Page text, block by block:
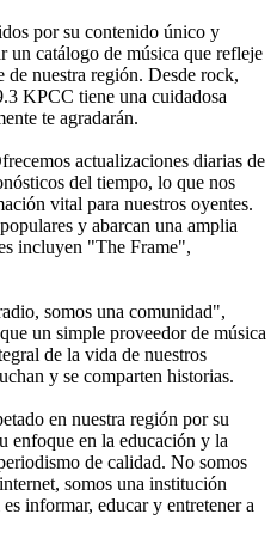
por su contenido único y
un catálogo de música que refleje
nuestra región. Desde rock,
KPCC tiene una cuidadosa
te agradarán.
actualizaciones diarias de
del tiempo, lo que nos
vital para nuestros oyentes.
y abarcan una amplia
incluyen "The Frame",
somos una comunidad",
un simple proveedor de música
de la vida de nuestros
y se comparten historias.
en nuestra región por su
enfoque en la educación y la
de calidad. No somos
somos una institución
informar, educar y entretener a